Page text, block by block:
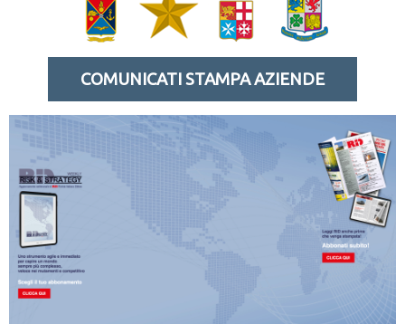
COMUNICATI STAMPA AZIENDE